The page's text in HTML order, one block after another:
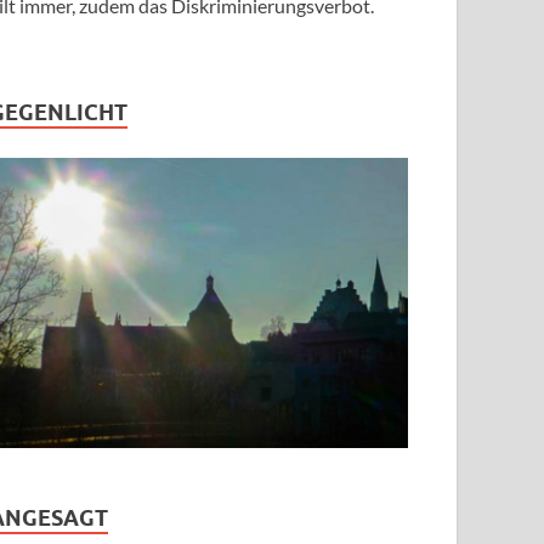
immer, zudem das Diskriminierungsverbot.